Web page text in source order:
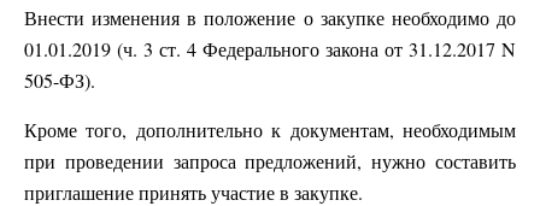
Внести изменения в положение о закупке необходимо до
01.01.2019 (ч. 3 ст. 4 Федерального закона от 31.12.2017 N
505-ФЗ).
Кроме того, дополнительно к документам, необходимым
при проведении запроса предложений, нужно составить
приглашение принять участие в закупке.